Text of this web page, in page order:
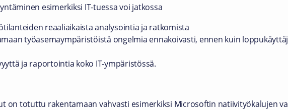
esimerkiksi IT-tuessa voi jatkossa
reaaliaikaista analysointia ja ratkomista
työasemaympäristöistä ongelmia ennakoivasti, ennen kuin
ja raportointia koko IT-ympäristössä.
on totuttu rakentamaan vahvasti esimerkiksi Microsoftin natiivityökalujen